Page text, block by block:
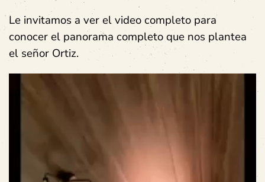
Le invitamos a ver el video completo para
conocer el panorama completo que nos plantea
el señor Ortiz.